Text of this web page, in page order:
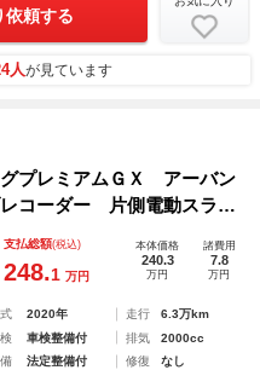
依頼する
人が見ています
プレミアムＧＸ アーバン
コーダー 片側電動スライ
ー ２ＷＤ ガソリン車 Ｅ
支払総額(税込)
248.1 万円
本体価格
240.3
万円
諸費用
7.8
万円
2020年 走行
6.3万km
車検整備付 排気
2000cc
法定整備付 修復
なし